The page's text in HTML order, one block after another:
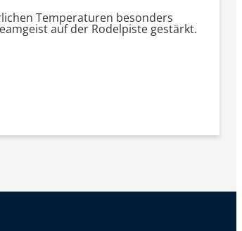
Temperaturen besonders
auf der Rodelpiste gestärkt.